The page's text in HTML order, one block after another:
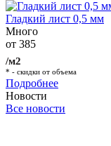
Гладкий лист 0,5 мм
Много
от 385
/м2
* - скидки от объема
Подробнее
Новости
Все новости